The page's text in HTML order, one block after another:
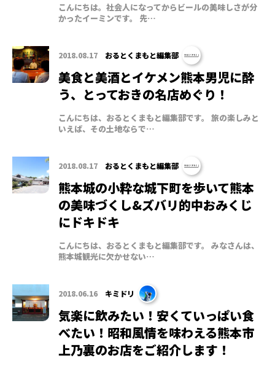
こんにちは。社会人になってからビールの美味しさが分
かったイーミンです。 先…
2018.08.17 おるとくまもと編集部
美食と美酒とイケメン熊本男児に酔
う、とっておきの名店めぐり！
こんにちは、おるとくまもと編集部です。 旅の楽しみと
いえば、その土地ならで…
2018.08.17 おるとくまもと編集部
熊本城の小粋な城下町を歩いて熊本
の美味づくし&ズバリ的中おみくじ
にドキドキ
こんにちは、おるとくまもと編集部です。 みなさんは、
熊本城観光に欠かせない…
2018.06.16 キミドリ
気楽に飲みたい！安くていっぱい食
べたい！昭和風情を味わえる熊本市
上乃裏のお店をご紹介します！